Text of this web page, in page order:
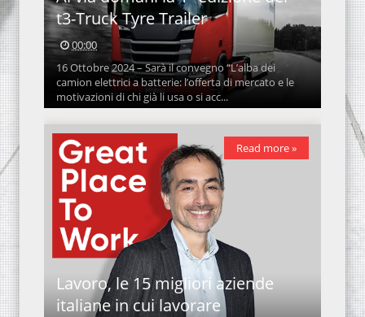
t3-Truck Tyre Trailer
00:00
16 Ottobre 2024 – Sarà il convegno “L’alba dei
camion elettrici a batterie: l’offerta di mercato e le
motivazioni di chi già li usa o si acc...
Lavoro, le 15 migliori aziende
italiane in cui lavorare
Read more »